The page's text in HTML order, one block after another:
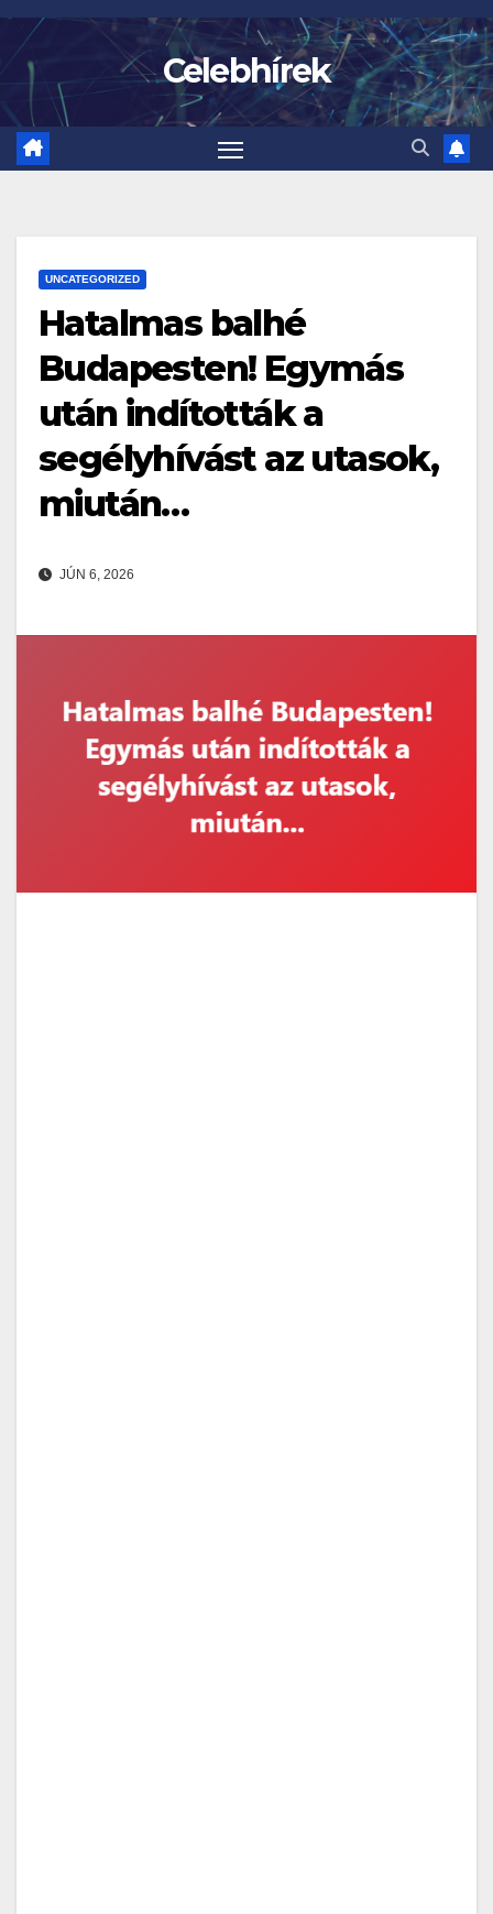
Skip
content
Celebhírek
UNCATEGORIZED
Hatalmas balhé
Budapesten! Egymás
után indították a
segélyhívást az utasok,
miután…
JÚN 6, 2026